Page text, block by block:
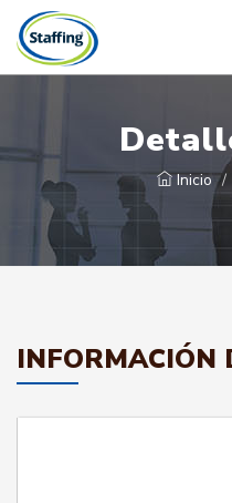
Inicio
INFORMACIÓN